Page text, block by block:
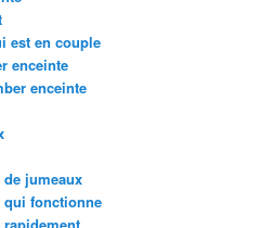
est en couple
enceinte
enceinte
jumeaux
qui fonctionne